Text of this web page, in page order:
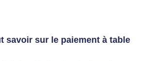
savoir sur le paiement à table